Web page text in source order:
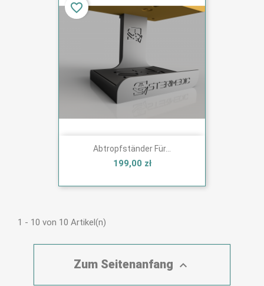
Abtropfständer Für...
199,00 zł
favorite_border
1 - 10 von 10 Artikel(n)
Zum Seitenanfang 